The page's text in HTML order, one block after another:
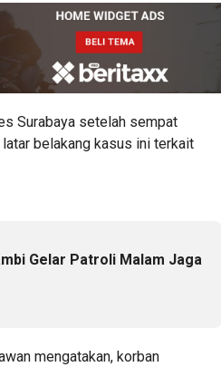
Surabaya setelah sempat
belakang kasus ini terkait
Gelar Patroli Malam Jaga
mengatakan, korban